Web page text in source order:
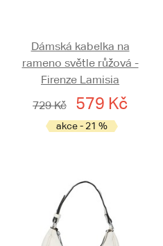
Dámská kabelka na
rameno světle růžová -
Firenze Lamisia
729 Kč
579 Kč
akce - 21 %